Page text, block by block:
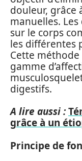
douleur, grâce
manuelles.
sur le corps
les différentes
Cette
gamme
digestifs.
A lire aussi :
grâce à un
Principe de